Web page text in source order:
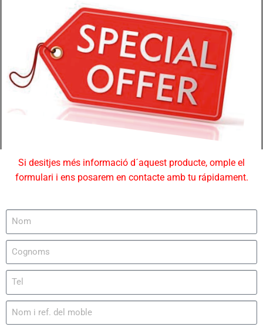
Si desitjes més informació d´aquest producte, omple el
formulari i ens posarem en contacte amb tu rápidament.